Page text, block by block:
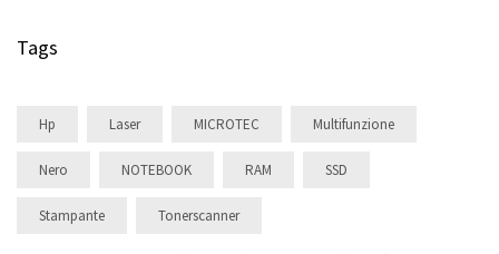
Tags
Hp Laser MICROTEC Multifunzione
Nero NOTEBOOK RAM SSD
Stampante Tonerscanner